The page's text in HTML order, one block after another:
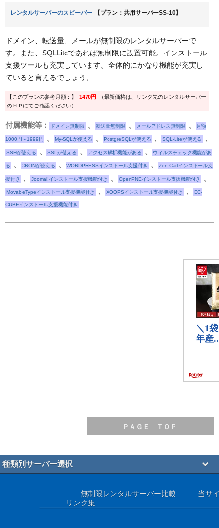
レンタルサーバーのスピーバー 【プラン：共用サーバーSS-10】
ドメイン、転送量、メールが無制限のレンタルサーバーで
す。また、SQLLiteであれば無制限に設置可能。インストール
支援ツールも充実しています。全体的にかなり機能が充実し
ていると言えるでしょう。
【このプランの参考月額：】 1470円
（最新価格は、リンク先のレンタルサーバー
のＨＰにてご確認ください）
付属機能等： ドメイン無制限 、 転送量無制限 、 メールアドレス無制限 、 月額
1000円～1999円 、 My-SQLが使える 、 PostgreSQLが使える 、 SQL-Liteが使える 、
SSHが使える 、 SSLが使える 、 アクセス解析機能がある 、 ウィルスチェック機能があ
る 、 CRONが使える 、 WORDPRESSインストール支援付き 、 Zen-Cartインストール支
援付き 、 Joomal!インストール支援機能付き 、 OpenPNEインストール支援機能付き 、
MovableTypeインストール支援機能付き 、 XOOPSインストール支援機能付き 、 EC-
CUBEインストール支援機能付き
ＰＡＧＥ ＴＯＰ
種類別サーバー選択
無制限レンタルサーバー比較 ｜
当サ
リンク集